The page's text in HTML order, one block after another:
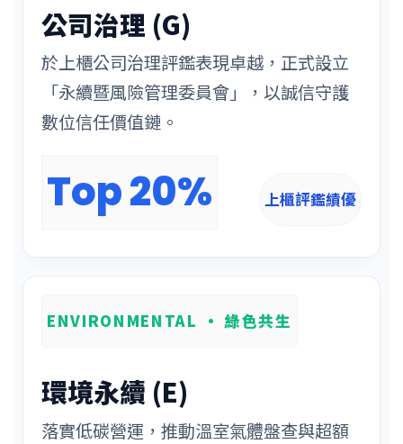
公司治理 (G)
於上櫃公司治理評鑑表現卓越，正式設立
「永續暨風險管理委員會」，以誠信守護
數位信任價值鏈。
Top 20% 上櫃評鑑績優
ENVIRONMENTAL · 綠色共生
環境永續 (E)
落實低碳營運，推動溫室氣體盤查與超額